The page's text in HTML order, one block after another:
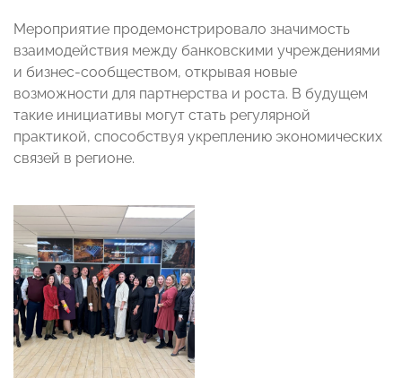
Мероприятие продемонстрировало значимость
взаимодействия между банковскими учреждениями
и бизнес-сообществом, открывая новые
возможности для партнерства и роста. В будущем
такие инициативы могут стать регулярной
практикой, способствуя укреплению экономических
связей в регионе.